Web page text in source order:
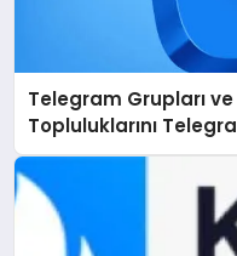
Telegram Grupları
Topluluklarını